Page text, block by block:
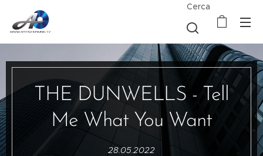
Cerca
THE DUNWELLS - Tell
Me What You Want
28.05.2022